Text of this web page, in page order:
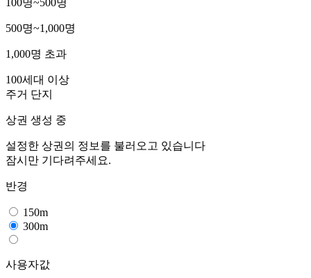
100명~500명
500명~1,000명
1,000명 초과
100세대 이상
주거 단지
상권 생성 중
설정한 상권의 정보를 불러오고 있습니다
잠시만 기다려주세요.
반경
150m
300m
사용자값